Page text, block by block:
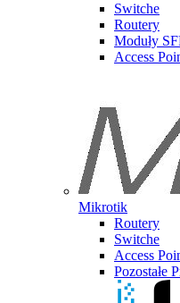
Switche
Routery
Moduły
Access
Mikrotik
Routery
Switche
Access
Pozostałe